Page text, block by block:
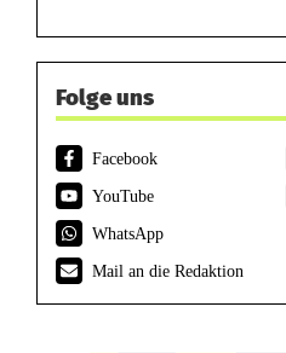
Folge uns
Facebook
YouTube
WhatsApp
Mail an die Redaktion